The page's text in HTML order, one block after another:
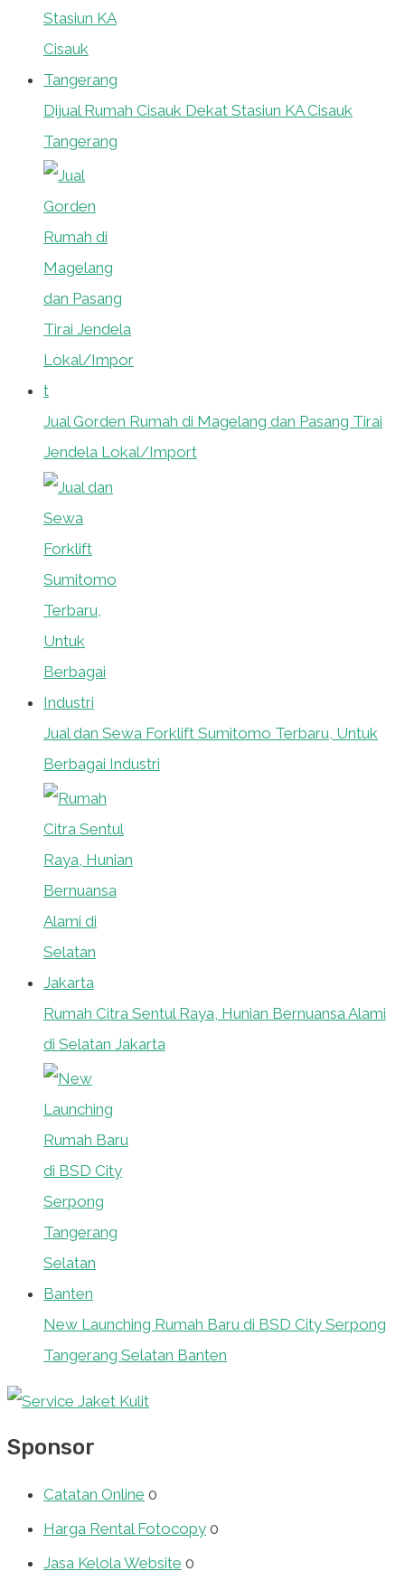
Dijual Rumah Cisauk Dekat Stasiun KA Cisauk
Tangerang
Jual Gorden Rumah di Magelang dan Pasang Tirai
Jendela Lokal/Import
Jual dan Sewa Forklift Sumitomo Terbaru, Untuk
Berbagai Industri
Rumah Citra Sentul Raya, Hunian Bernuansa Alami
di Selatan Jakarta
New Launching Rumah Baru di BSD City Serpong
Tangerang Selatan Banten
Sponsor
Catatan Online 0
Harga Rental Fotocopy 0
Jasa Kelola Website 0